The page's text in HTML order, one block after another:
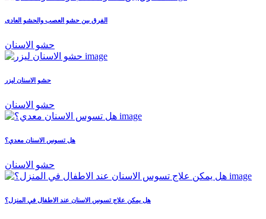
الفرق بين حشو العصب والحشو العادى
حشو الاسنان
حشو الاسنان ليزر
حشو الاسنان
هل تسوس الاسنان معدي؟
حشو الاسنان
هل يمكن علاج تسوس الاسنان عند الاطفال في المنزل؟